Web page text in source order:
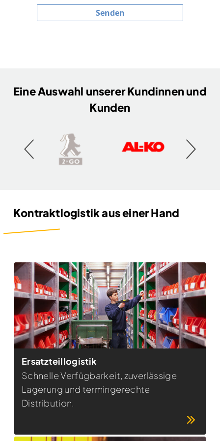
Senden
Eine Auswahl unserer Kundinnen und
Kunden
Kontraktlogistik aus einer Hand
Ersatzteillogistik
Schnelle Verfügbarkeit, zuverlässige
Lagerung und termingerechte
Distribution.